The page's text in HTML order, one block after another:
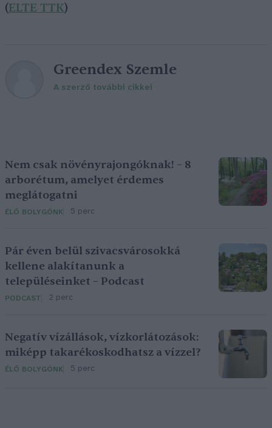
(ELTE TTK)
Greendex Szemle
A szerző további cikkei
Nem csak növényrajongóknak! – 8
arborétum, amelyet érdemes
meglátogatni
ÉLŐ BOLYGÓNK 5 perc
Pár éven belül szivacsvárosokká
kellene alakítanunk a
településeinket – Podcast
PODCAST 2 perc
Negatív vízállások, vízkorlátozások:
miképp takarékoskodhatsz a vízzel?
ÉLŐ BOLYGÓNK 5 perc